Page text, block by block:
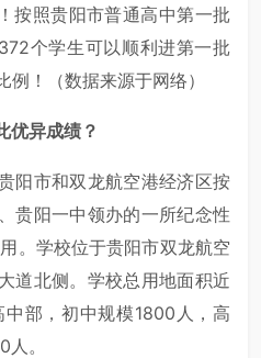
按照贵阳市普通高中第一批
个学生可以顺利进第一批
！（数据来源于网络）
优异成绩？
阳市和双龙航空港经济区按
贵阳一中领办的一所纪念性
。学校位于贵阳市双龙航空
道北侧。学校总用地面积近
部，初中规模1800人，高
。